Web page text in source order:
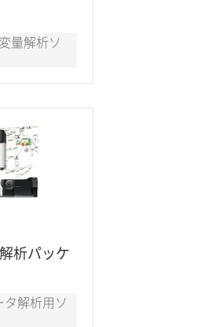
量解析ソ
析パッケ
タ解析用ソ